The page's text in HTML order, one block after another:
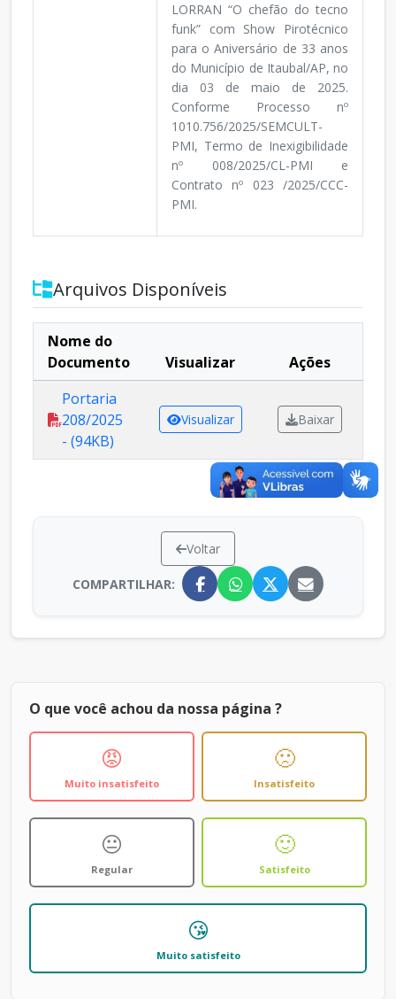
LORRAN “O chefão do tecno
funk” com Show Pirotécnico
para o Aniversário de 33 anos
do Município de Itaubal/AP, no
dia 03 de maio de 2025.
Conforme Processo nº
1010.756/2025/SEMCULT-
PMI, Termo de Inexigibilidade
nº 008/2025/CL-PMI e
Contrato nº 023 /2025/CCC-
PMI.
Arquivos Disponíveis
Nome do
Documento
Visualizar
Ações
Portaria
208/2025
- (94KB)
Visualizar Baixar
Voltar
COMPARTILHAR:
O que você achou da nossa página ?
😡
Muito insatisfeito
🙁
Insatisfeito
😐
Regular
🙂
Satisfeito
😘
Muito satisfeito